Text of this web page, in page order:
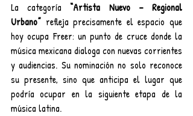
La categoría “Artista Nuevo – Regional
Urbano” refleja precisamente el espacio que
hoy ocupa Freer: un punto de cruce donde la
música mexicana dialoga con nuevas corrientes
y audiencias. Su nominación no solo reconoce
su presente, sino que anticipa el lugar que
podría ocupar en la siguiente etapa de la
música latina.